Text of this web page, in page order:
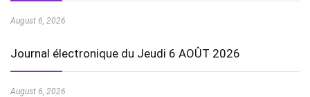
August 6, 2026
Journal électronique du Jeudi 6 AOÛT 2026
August 6, 2026